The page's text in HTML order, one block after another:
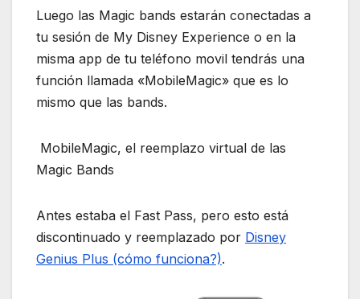
Luego las Magic bands estarán conectadas a
tu sesión de My Disney Experience o en la
misma app de tu teléfono movil tendrás una
función llamada «MobileMagic» que es lo
mismo que las bands.
MobileMagic, el reemplazo virtual de las
Magic Bands
Antes estaba el Fast Pass, pero esto está
discontinuado y reemplazado por Disney
Genius Plus (cómo funciona?).